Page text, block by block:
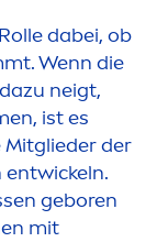
dabei, ob
Wenn die
neigt,
, ist es
der
entwickeln.
geboren
mit